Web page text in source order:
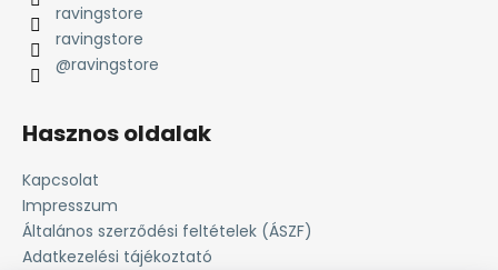
ravingstore
ravingstore
@ravingstore
Hasznos oldalak
Kapcsolat
Impresszum
Általános szerződési feltételek (ÁSZF)
Adatkezelési tájékoztató